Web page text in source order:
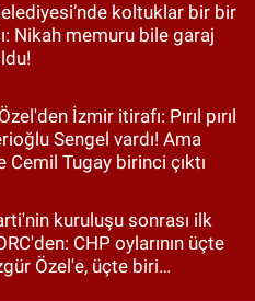
koltuklar bir bir
Nikah memuru bile garaj
İzmir itirafı: Pırıl pırıl
Sengel vardı! Ama
Cemil Tugay birinci çıktı
kuruluşu sonrası ilk
CHP oylarının üçte
Özel'e, üçte biri